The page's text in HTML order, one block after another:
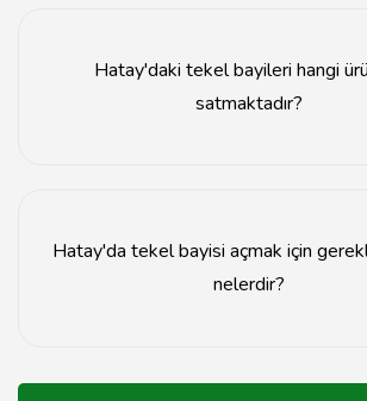
Hatay'daki tekel bayileri hangi
satmaktadır?
Hatay'da tekel bayisi açmak için
nelerdir?
levhası ve gerekli sağlık belgeleri